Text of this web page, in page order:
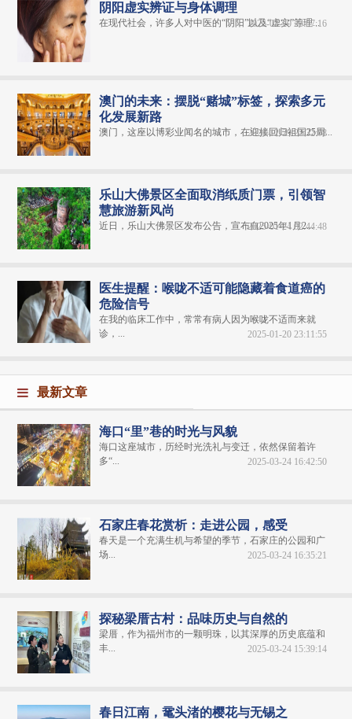
阴阳虚实辨证与身体调理
在现代社会，许多人对中医的“阴阳”以及“虚实”等理...
2025-01-20 23:07:16
澳门的未来：摆脱“赌城”标签，探索多元
化发展新路
澳门，这座以博彩业闻名的城市，在迎接回归祖国25周...
2024-12-29 22:32:08
乐山大佛景区全面取消纸质门票，引领智
慧旅游新风尚
近日，乐山大佛景区发布公告，宣布自2025年1月2...
2025-01-24 02:44:48
医生提醒：喉咙不适可能隐藏着食道癌的
危险信号
在我的临床工作中，常常有病人因为喉咙不适而来就
诊，...
2025-01-20 23:11:55
最新文章
海口“里”巷的时光与风貌
海口这座城市，历经时光洗礼与变迁，依然保留着许
多“...
2025-03-24 16:42:50
石家庄春花赏析：走进公园，感受
春天是一个充满生机与希望的季节，石家庄的公园和广
场...
2025-03-24 16:35:21
探秘梁厝古村：品味历史与自然的
梁厝，作为福州市的一颗明珠，以其深厚的历史底蕴和
丰...
2025-03-24 15:39:14
春日江南，鼋头渚的樱花与无锡之